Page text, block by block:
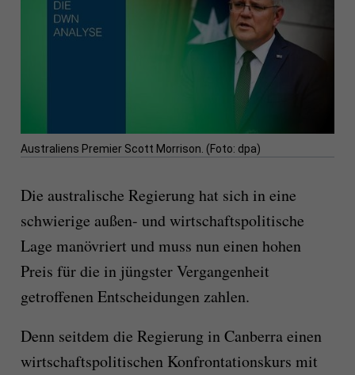
Australiens Premier Scott Morrison. (Foto: dpa)
Die australische Regierung hat sich in eine
schwierige außen- und wirtschaftspolitische
Lage manövriert und muss nun einen hohen
Preis für die in jüngster Vergangenheit
getroffenen Entscheidungen zahlen.
Denn seitdem die Regierung in Canberra einen
wirtschaftspolitischen Konfrontationskurs mit